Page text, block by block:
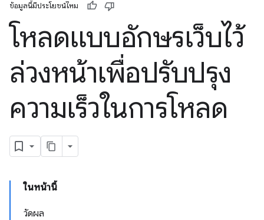
ข้อมูลนี้มีประโยชน์ไหม
โหลดแบบอักษรเว็บไว้
ล่วงหน้าเพื่อปรับปรุง
ความเร็วในการโหลด
ในหน้านี้
วัดผล